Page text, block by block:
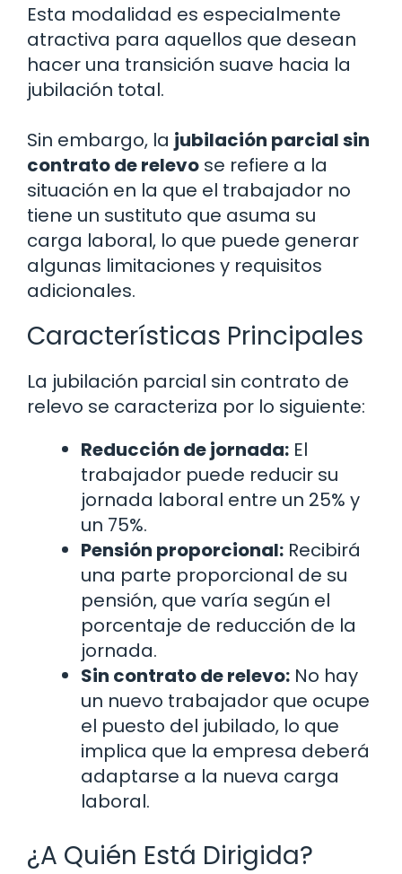
Esta modalidad es especialmente
atractiva para aquellos que desean
hacer una transición suave hacia la
jubilación total.
Sin embargo, la jubilación parcial sin
contrato de relevo se refiere a la
situación en la que el trabajador no
tiene un sustituto que asuma su
carga laboral, lo que puede generar
algunas limitaciones y requisitos
adicionales.
Características Principales
La jubilación parcial sin contrato de
relevo se caracteriza por lo siguiente:
Reducción de jornada: El
trabajador puede reducir su
jornada laboral entre un 25% y
un 75%.
Pensión proporcional: Recibirá
una parte proporcional de su
pensión, que varía según el
porcentaje de reducción de la
jornada.
Sin contrato de relevo: No hay
un nuevo trabajador que ocupe
el puesto del jubilado, lo que
implica que la empresa deberá
adaptarse a la nueva carga
laboral.
¿A Quién Está Dirigida?